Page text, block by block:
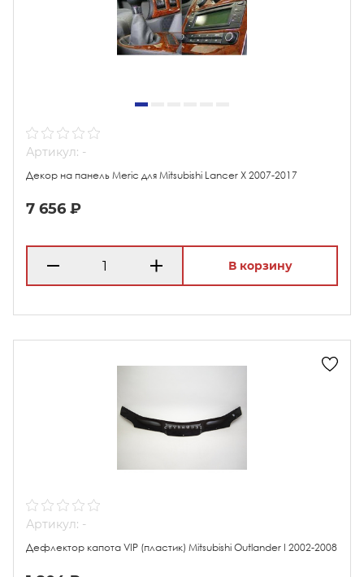
Артикул: -
Декор на панель Meric для Mitsubishi Lancer X 2007-2017
7 656 ₽
В корзину
Артикул: -
Дефлектор капота VIP (пластик) Mitsubishi Outlander I 2002-2008